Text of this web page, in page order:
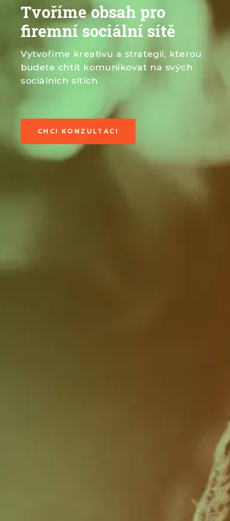
Tvoříme obsah pro
firemní sociální sítě
Vytvoříme kreativu a strategii, kterou
budete chtít komunikovat na svých
sociálnich sítích
CHCI KONZULTACI